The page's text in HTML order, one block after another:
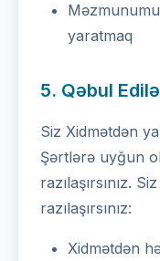
yaratmaq
5. Qəbul
Siz Xidmətdən
Şərtlərə uyğun
razılaşırsınız.
razılaşırsınız:
Xidmətdən